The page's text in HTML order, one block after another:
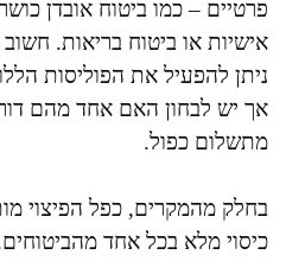
פרטיים – כמו ביטוח אובדן
אישיות או ביטוח בריאות.
ניתן להפעיל את הפוליסות
אך יש לבחון האם אחד מהם
מתשלום כפול.
בחלק מהמקרים, כפל הפיצוי
כיסוי מלא בכל אחד